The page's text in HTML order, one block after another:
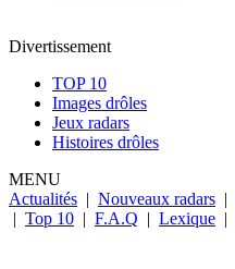
Divertissement
TOP 10
Images drôles
Jeux radars
Histoires drôles
MENU
Actualités | Nouveaux radars |
| Top 10 | F.A.Q | Lexique |